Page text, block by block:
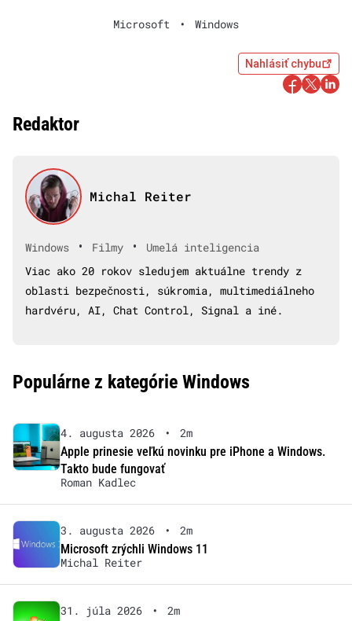
Microsoft • Windows
Nahlásiť chybu
Redaktor
Michal Reiter
Windows • Filmy •
Umelá inteligencia
Viac ako 20 rokov sledujem aktuálne trendy z
oblasti bezpečnosti, súkromia, multimediálneho
hardvéru, AI, Chat Control, Signal a iné.
Populárne z kategórie Windows
4. augusta 2026 •
2m
Apple prinesie veľkú novinku pre iPhone a Windows.
Takto bude fungovať
Roman Kadlec
3. augusta 2026 •
2m
Microsoft zrýchli Windows 11
Michal Reiter
31. júla 2026 •
2m